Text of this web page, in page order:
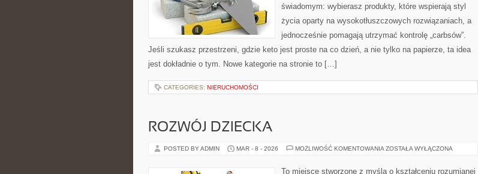
świadomym: wybierasz produkty, które wspierają styl
życia oparty na wysokotłuszczowych rozwiązaniach, a
jednocześnie pomagają utrzymać kontrolę „carbsów”.
Jeśli szukasz przestrzeni, gdzie keto jest proste na co dzień, a nie tylko na papierze, ta idea
jest dokładnie o tym. Nowe kategorie na stronie to […]
CATEGORIES: NIERUCHOMOŚCI
ROZWÓJ DZIECKA
POSTED BY ADMIN MAR - 8 - 2026 MOŻLIWOŚĆ KOMENTOWANIA ROZWÓJ
ZOSTAŁA WYŁĄCZONA
To miejsce stworzone z myślą o kształceniu rozumianej